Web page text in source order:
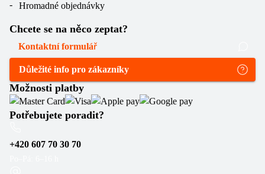
Hromadné objednávky
Chcete se na něco zeptat?
Kontaktní formulář
Důležité info pro zákazníky
Možnosti platby
Potřebujete poradit?
+420 607 70 30 70